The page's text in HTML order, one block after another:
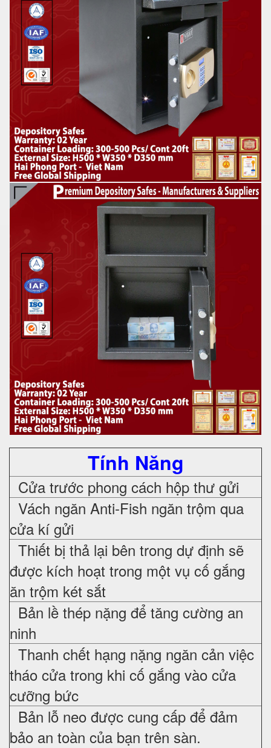
Tính Năng
Cửa trước phong cách hộp thư gửi
Vách ngăn Anti-Fish ngăn trộm qua
cửa kí gửi
Thiết bị thả lại bên trong dự định sẽ
được kích hoạt trong một vụ cố gắng
ăn trộm két sắt
Bản lề thép nặng để tăng cường an
ninh
Thanh chết hạng nặng ngăn cản việc
tháo cửa trong khi cố gắng vào cửa
cưỡng bức
Bản lỗ neo được cung cấp để đảm
bảo an toàn của bạn trên sàn.